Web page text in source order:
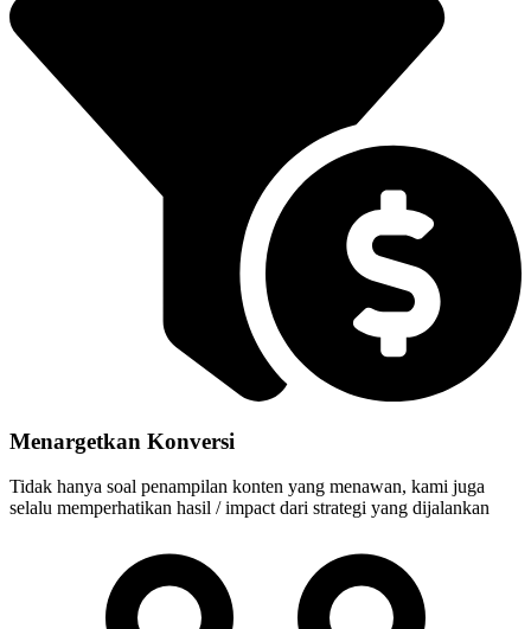
Menargetkan Konversi
Tidak hanya soal penampilan konten yang menawan, kami juga
selalu memperhatikan hasil / impact dari strategi yang dijalankan